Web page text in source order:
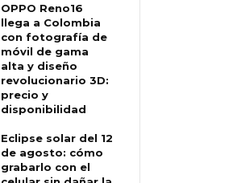
OPPO Reno16
llega a Colombia
con fotografía de
móvil de gama
alta y diseño
revolucionario 3D:
precio y
disponibilidad
Eclipse solar del 12
de agosto: cómo
grabarlo con el